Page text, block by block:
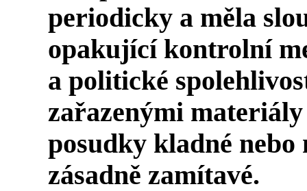
periodicky a měla
opakující kontrolní
a politické
zařazenými
posudky kladné
zásadně zamítavé.